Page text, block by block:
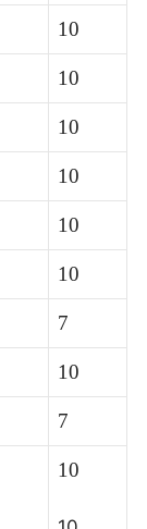
10
10
10
10
10
10
7
10
7
10